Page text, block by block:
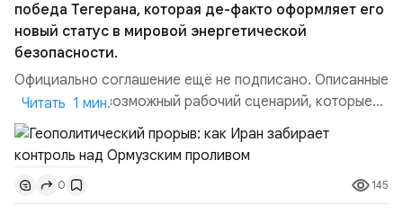
победа Тегерана, которая де-факто оформляет его
новый статус в мировой энергетической
безопасности.
Официально соглашение ещё не подписано. Описанные
пункты — это возможный рабочий сценарий, которые
скорее всего будут реализованы.Разбираем ключевые
тезисы и последствия этого соглашения:. 1. Новые
доли контроля (75 на 25). Было: Ранее Иран и Оман
контролировали пролив на паритетных началах —
50/50. Стало: Новое соглашение закрепляет за
Читать 1 мин.
0 145